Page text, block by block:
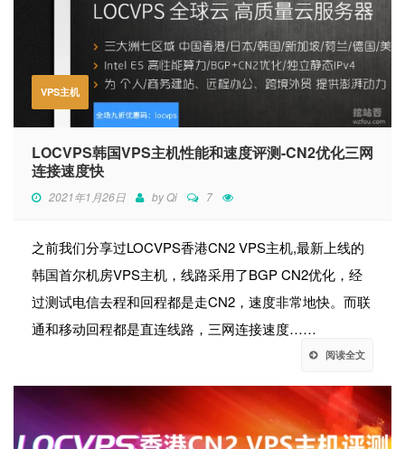
VPS主机
LOCVPS韩国VPS主机性能和速度评测-CN2优化三网
连接速度快
2021年1月26日 byQi 7
之前我们分享过LOCVPS香港CN2 VPS主机,最新上线的
韩国首尔机房VPS主机，线路采用了BGP CN2优化，经
过测试电信去程和回程都是走CN2，速度非常地快。而联
通和移动回程都是直连线路，三网连接速度……
阅读全文